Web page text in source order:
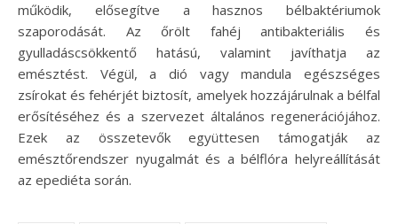
működik, elősegítve a hasznos bélbaktériumok
szaporodását. Az őrölt fahéj antibakteriális és
gyulladáscsökkentő hatású, valamint javíthatja az
emésztést. Végül, a dió vagy mandula egészséges
zsírokat és fehérjét biztosít, amelyek hozzájárulnak a bélfal
erősítéséhez és a szervezet általános regenerációjához.
Ezek az összetevők együttesen támogatják az
emésztőrendszer nyugalmát és a bélflóra helyreállítását
az epediéta során.